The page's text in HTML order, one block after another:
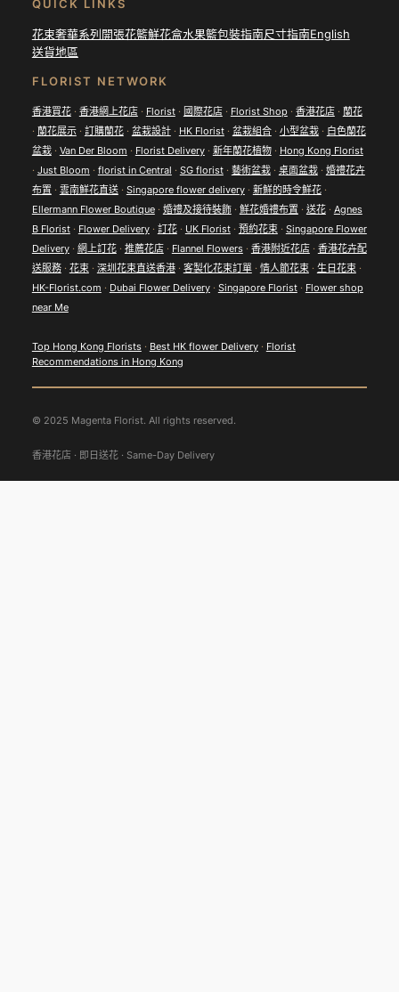
QUICK LINKS
花束奢華系列開張花籃鮮花盒水果籃包裝指南尺寸指南English
送貨地區
FLORIST NETWORK
香港買花· 香港網上花店· Florist· 國際花店· Florist Shop · 香港花店· 蘭花
· 蘭花展示· 訂購蘭花· 盆栽設計· HK Florist· 盆栽組合· 小型盆栽· 白色蘭花
盆栽· Van Der Bloom · Florist Delivery· 新年蘭花植物· Hong Kong Florist
· Just Bloom · florist in Central · SG florist· 藝術盆栽· 桌面盆栽· 婚禮花卉
布置· 雲南鮮花直送· Singapore flower delivery· 新鮮的時令鮮花·
Ellermann Flower Boutique· 婚禮及接待裝飾· 鮮花婚禮布置· 送花· Agnes
B Florist· Flower Delivery· 訂花· UK Florist· 預約花束· Singapore Flower
Delivery· 網上訂花· 推薦花店· Flannel Flowers· 香港附近花店· 香港花卉配
送服務· 花束· 深圳花束直送香港· 客製化花束訂單· 情人節花束· 生日花束·
HK-Florist.com · Dubai Flower Delivery· Singapore Florist· Flower shop
near Me
Top Hong Kong Florists· Best HK flower Delivery· Florist
Recommendations in Hong Kong
© 2025 Magenta Florist. All rights reserved.
香港花店 · 即日送花 · Same-Day Delivery